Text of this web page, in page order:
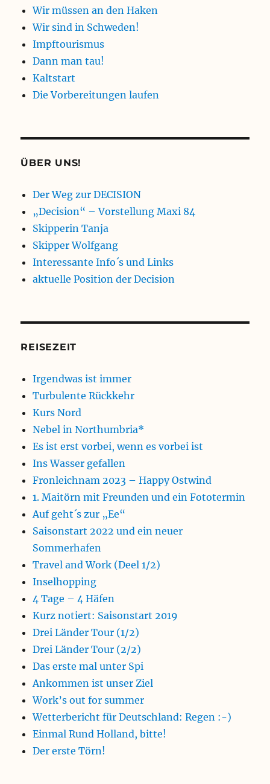
Wir müssen an den Haken
Wir sind in Schweden!
Impftourismus
Dann man tau!
Kaltstart
Die Vorbereitungen laufen
ÜBER UNS!
Der Weg zur DECISION
„Decision“ – Vorstellung Maxi 84
Skipperin Tanja
Skipper Wolfgang
Interessante Info´s und Links
aktuelle Position der Decision
REISEZEIT
Irgendwas ist immer
Turbulente Rückkehr
Kurs Nord
Nebel in Northumbria*
Es ist erst vorbei, wenn es vorbei ist
Ins Wasser gefallen
Fronleichnam 2023 – Happy Ostwind
1. Maitörn mit Freunden und ein Fototermin
Auf geht´s zur „Ee“
Saisonstart 2022 und ein neuer
Sommerhafen
Travel and Work (Deel 1/2)
Inselhopping
4 Tage – 4 Häfen
Kurz notiert: Saisonstart 2019
Drei Länder Tour (1/2)
Drei Länder Tour (2/2)
Das erste mal unter Spi
Ankommen ist unser Ziel
Work’s out for summer
Wetterbericht für Deutschland: Regen :-)
Einmal Rund Holland, bitte!
Der erste Törn!